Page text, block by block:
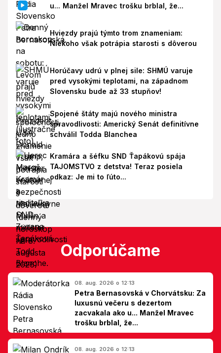
u... Manžel Mravec trošku brblal, že...
Hviezdy prajú týmto trom znameniam:
Niekoho však potrápia starosti s dôverou
Horúčavy udrú v plnej sile: SHMÚ varuje
pred vysokými teplotami, na západnom
Slovensku bude až 33 stupňov!
Spojené štáty majú nového ministra
spravodlivosti: Americký Senát definitívne
schválil Todda Blanchea
Kramára a šéfku SND Ťapákovú spája
TAJOMSTVO z detstva! Teraz posiela
odkaz: Je mi to ľúto...
Odporúčame
08. aug. 2026 o 12:13
Petra Bernasovská v Chorvátsku: Za
luxusnú večeru s dezertom
zacvakala ako u... Manžel Mravec
trošku brblal, že...
08. aug. 2026 o 12:13